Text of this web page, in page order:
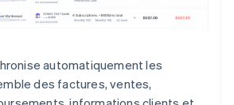
automatiquement les
des factures, ventes,